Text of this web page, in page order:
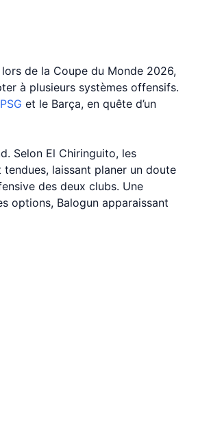
de la Coupe du Monde 2026,
à plusieurs systèmes offensifs.
PSG et le Barça, en quête d’un
Selon El Chiringuito, les
laissant planer un doute
des deux clubs. Une
options, Balogun apparaissant